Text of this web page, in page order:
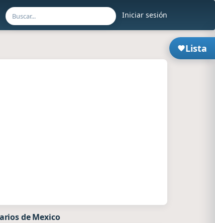
Iniciar sesión
Lista
de Mexico